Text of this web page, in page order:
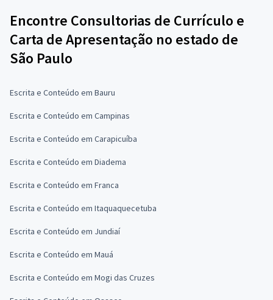
Encontre Consultorias de Currículo e
Carta de Apresentação no estado de
São Paulo
Escrita e Conteúdo em Bauru
Escrita e Conteúdo em Campinas
Escrita e Conteúdo em Carapicuíba
Escrita e Conteúdo em Diadema
Escrita e Conteúdo em Franca
Escrita e Conteúdo em Itaquaquecetuba
Escrita e Conteúdo em Jundiaí
Escrita e Conteúdo em Mauá
Escrita e Conteúdo em Mogi das Cruzes